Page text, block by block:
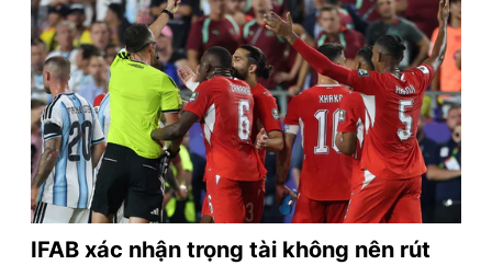
IFAB xác nhận trọng tài không nên rút